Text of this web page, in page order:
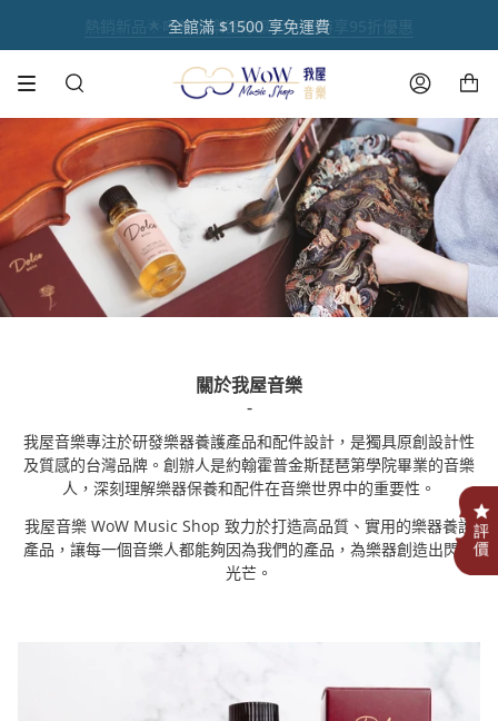
熱銷新品🌟呼乾啦樂器除濕組🌟限時享95折優惠
全館滿 $1500 享免運費
熱銷商品✨ 魔鏡樂器拋光膏🪞
音樂人送禮首選【禮盒優惠套組 🎁】
註冊官網會員 【領取點數1000點】🌟
搜
帳
關於我屋音樂
-
我屋音樂專注於研發樂器養護產品和配件設計 ，是獨具原創設計性
及質感的台灣品牌。創辦人是約翰霍普金斯琵琶第學院畢業的音樂
人，深刻理解樂器保養和配件在音樂世界中的重要性。
我屋音樂 WoW Music Shop 致力於打造高品質、實用的樂器養護
產品， 讓每一個音樂人都能夠因為我們的產品，為樂器創造出閃耀
光芒。